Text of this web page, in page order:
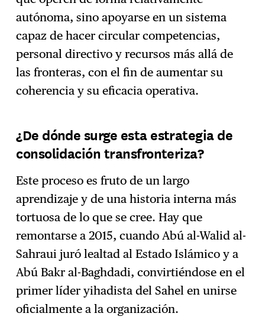
autónoma, sino apoyarse en un sistema
capaz de hacer circular competencias,
personal directivo y recursos más allá de
las fronteras, con el fin de aumentar su
coherencia y su eficacia operativa.
¿De dónde surge esta estrategia de
consolidación transfronteriza?
Este proceso es fruto de un largo
aprendizaje y de una historia interna más
tortuosa de lo que se cree. Hay que
remontarse a 2015, cuando Abú al-Walid al-
Sahraui juró lealtad al Estado Islámico y a
Abú Bakr al-Baghdadi, convirtiéndose en el
primer líder yihadista del Sahel en unirse
oficialmente a la organización.